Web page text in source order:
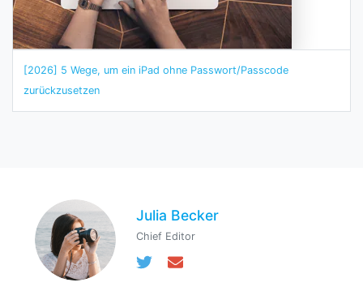
[2026] 5 Wege, um ein iPad ohne Passwort/Passcode
zurückzusetzen
Julia Becker
Chief Editor